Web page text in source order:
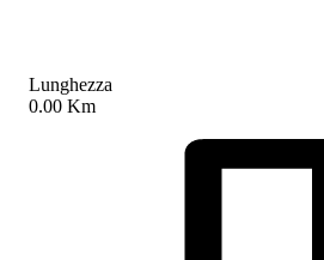
Lunghezza
0.00 Km